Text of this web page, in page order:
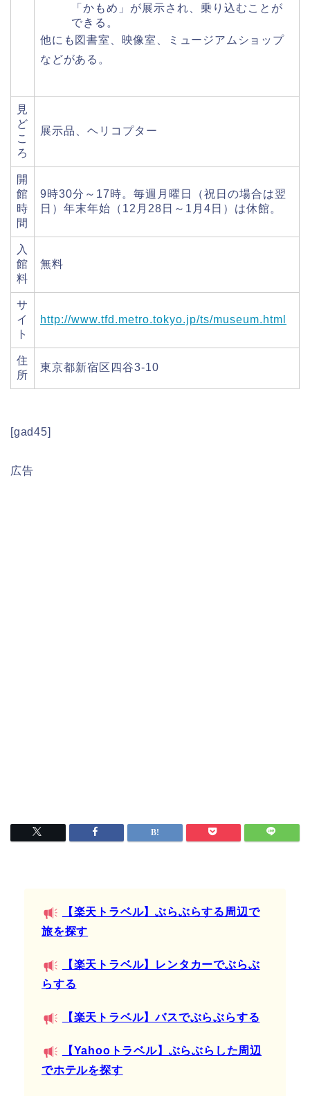
「かもめ」が展示され、乗り込むことが
できる。
他にも図書室、映像室、ミュージアムショップ
などがある。
見
ど
こ
ろ
展示品、ヘリコプター
開
館
時
間
9時30分～17時。毎週月曜日（祝日の場合は翌
日）年末年始（12月28日～1月4日）は休館。
入
館
料
無料
サ
イ
ト
http://www.tfd.metro.tokyo.jp/ts/museum.html
住
所
東京都新宿区四谷3-10
[gad45]
広告
【楽天トラベル】ぶらぶらする周辺で
旅を探す
【楽天トラベル】レンタカーでぶらぶ
らする
【楽天トラベル】バスでぶらぶらする
【Yahooトラベル】ぶらぶらした周辺
でホテルを探す